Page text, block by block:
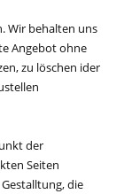
Wir behalten uns
Angebot ohne
zu löschen ider
der
Seiten
die